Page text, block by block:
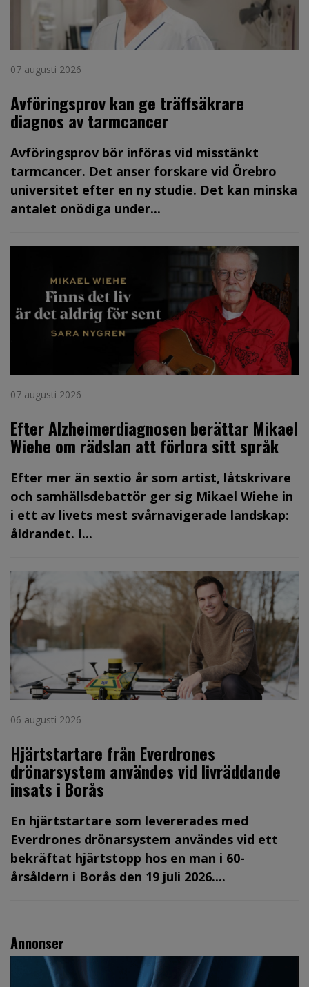
07 augusti 2026
Avföringsprov kan ge träffsäkrare
diagnos av tarmcancer
Avföringsprov bör införas vid misstänkt
tarmcancer. Det anser forskare vid Örebro
universitet efter en ny studie. Det kan minska
antalet onödiga under...
07 augusti 2026
Efter Alzheimerdiagnosen berättar Mikael
Wiehe om rädslan att förlora sitt språk
Efter mer än sextio år som artist, låtskrivare
och samhällsdebattör ger sig Mikael Wiehe in
i ett av livets mest svårnavigerade landskap:
åldrandet. I...
06 augusti 2026
Hjärtstartare från Everdrones
drönarsystem användes vid livräddande
insats i Borås
En hjärtstartare som levererades med
Everdrones drönarsystem användes vid ett
bekräftat hjärtstopp hos en man i 60-
årsåldern i Borås den 19 juli 2026....
Annonser